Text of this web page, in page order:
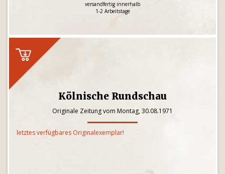
versandfertig innerhalb
1-2 Arbeitstage
Kölnische Rundschau
Originale Zeitung vom Montag, 30.08.1971
letztes verfügbares Originalexemplar!